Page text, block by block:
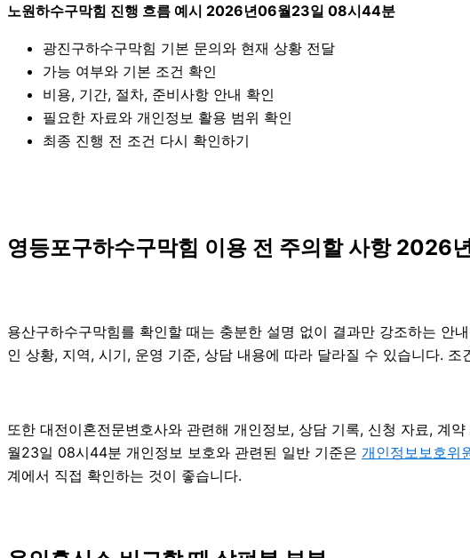
노원하수구막힘 진행 흐름 예시 2026년06월23일 08시44분
광진구하수구막힘 기본 문의와 현재 상황 전달
가능 여부와 기본 조건 확인
비용, 기간, 절차, 준비사항 안내 확인
필요한 자료와 개인정보 활용 범위 확인
최종 진행 전 조건 다시 확인하기
영등포구하수구막힘 이용 전 주의할 사항
용산구하수구막힘를 확인할 때는 충분한 설명 없이 결과만 강조하는
인 상황, 지역, 시기, 운영 기준, 상담 내용에 따라 달라질 수 있습니다.
또한 대전이혼전문변호사와 관련해 개인정보, 상담 기록, 신청 자료, 계
월23일 08시44분 개인정보 보호와 관련된 일반 기준은 개인정보보호위
계에서 직접 확인하는 것이 좋습니다.